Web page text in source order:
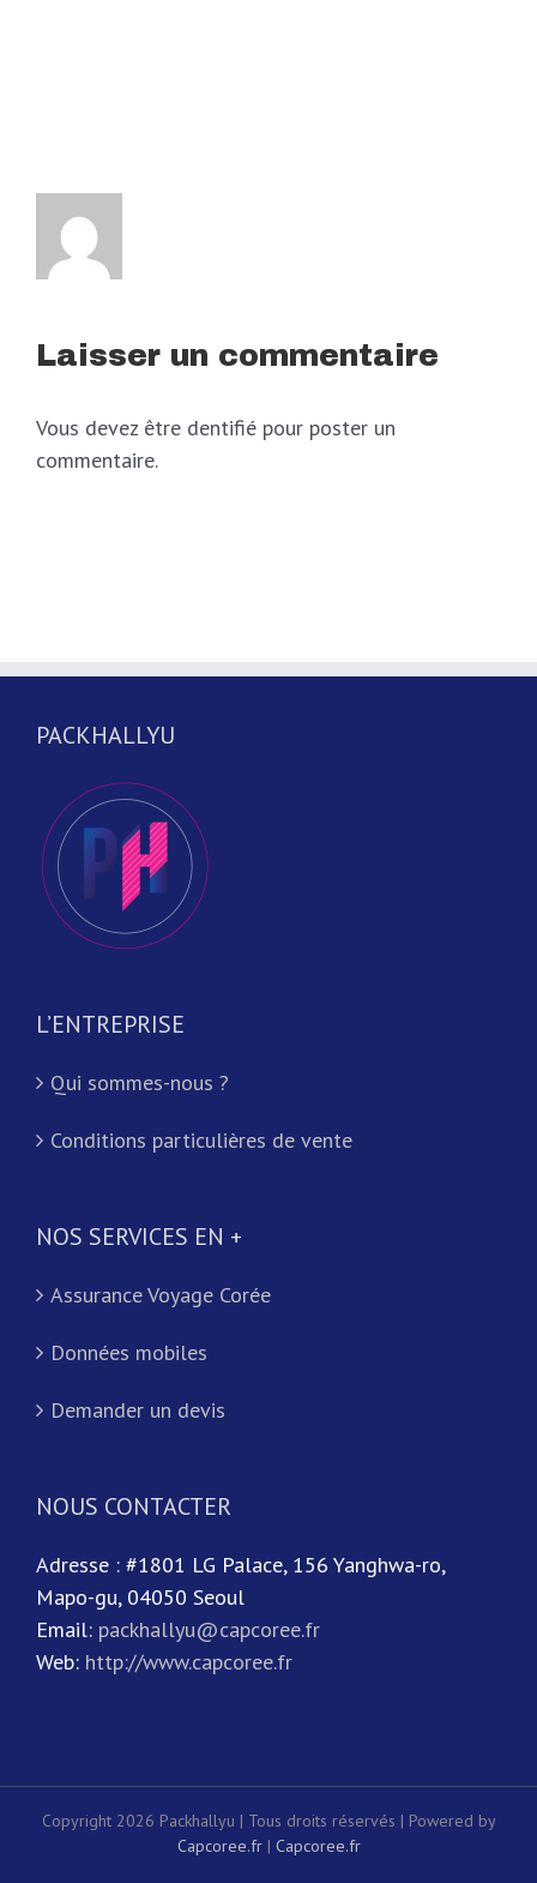
Laisser un commentaire
Vous devez être dentifié pour poster un
commentaire.
PACKHALLYU
L’ENTREPRISE
Qui sommes-nous ?
Conditions particulières de vente
NOS SERVICES EN +
Assurance Voyage Corée
Données mobiles
Demander un devis
NOUS CONTACTER
Adresse : #1801 LG Palace, 156 Yanghwa-ro,
Mapo-gu, 04050 Seoul
Email: packhallyu@capcoree.fr
Web: http://www.capcoree.fr
Copyright 2026 Packhallyu | Tous droits réservés | Powered by
Capcoree.fr| Capcoree.fr